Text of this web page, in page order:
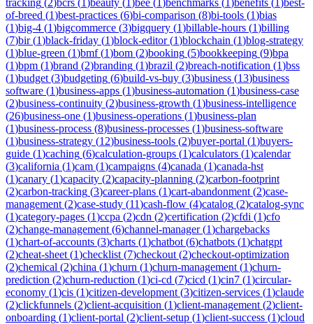
of-breed (1)best-practices (6)bi-comparison (8)bi-tools (1)bias
(1)big-4 (1)bigcommerce (3)bigquery (1)billable-hours (1)billing
(7)bir(1)black-friday (1)block-editor(1)blockchain (1)blog-strategy
(1)blue-green (1)bmf(1)bom (2)booking (5)bookkeeping (9)bpa
(1)bpm (1)brand (2)branding (1)brazil (2)breach-notification (1)bss
(1)budget (3)budgeting (6)build-vs-buy (3)business (13)business
software (1)business-apps (1)business-automation (1)business-case
(2)business-continuity (2)business-growth (1)business-intelligence
(26)business-one (1)business-operations (1)business-plan
(1)business-process (8)business-processes (1)business-software
(1)business-strategy (12)business-tools (2)buyer-portal (1)buyers-
guide (1)caching (6)calculation-groups (1)calculators (1)calendar
(3)california (1)cam (1)campaigns (4)canada (1)canada-hst
(1)canary (1)capacity (2)capacity-planning (2)carbon-footprint
(2)carbon-tracking (3)career-plans (1)cart-abandonment (2)case-
management (2)case-study (11)cash-flow (4)catalog (2)catalog-sync
(1)category-pages (1)ccpa (2)cdn (2)certification (2)cfdi (1)cfo
(2)change-management (6)channel-manager(1)chargebacks
(1)chart-of-accounts (3)charts (1)chatbot (6)chatbots (1)chatgpt
(2)cheat-sheet (1)checklist (7)checkout (2)checkout-optimization
(2)chemical (2)china (1)churn (1)churn-management (1)churn-
prediction (2)churn-reduction (1)ci-cd (7)cicd (1)cin7 (1)circular-
economy (1)cis (1)citizen-development (3)citizen-services (1)claude
(2)clickfunnels (2)client-acquisition (1)client-management (2)client-
onboarding (1)client-portal (2)client-setup (1)client-success (1)cloud